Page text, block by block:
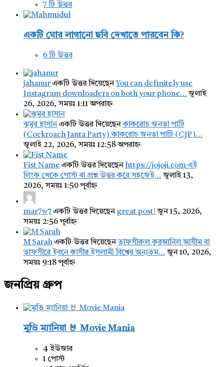
7 টি উত্তর
একটি ঘোর লাগানো ছবি দেখাতে পারবেন কি?
6 টি উত্তর
jahanurএকটি উত্তর দিয়েছেন You can definitely use
Instagram downloaders on both your phone… জুলাই
26, 2026, সময়ঃ 1:11 অপরাহ্ন
ঝুমুর হাসানএকটি উত্তর দিয়েছেনকাকরোচ জনতা পার্টি
(Cockroach Janta Party) কাকরোচ জনতা পার্টি (CJP)…
জুলাই 22, 2026, সময়ঃ 12:58 অপরাহ্ন
Fist Name একটি উত্তর দিয়েছেন https://jojoji.com এই
লিংক থেকে পোস্ট বা প্রশ্ন উত্তর করে সহজেই… জুলাই 13,
2026, সময়ঃ 1:50 পূর্বাহ্ন
mar7w7একটি উত্তর দিয়েছেন great post! জুন 15, 2026,
সময়ঃ 2:56 পূর্বাহ্ন
M Sarahএকটি উত্তর দিয়েছেনতাফসীরুল কুরআনিল আযীম বা
তাফসীরে ইবনে কাসীর ইসলামী বিশ্বের অন্যতম… জুন 10, 2026,
সময়ঃ 9:18 পূর্বাহ্ন
জনপ্রিয় গ্রুপ
মুভি ম্যানিয়া 🤘 Movie Mania
4 ইউজার
1 পোস্ট